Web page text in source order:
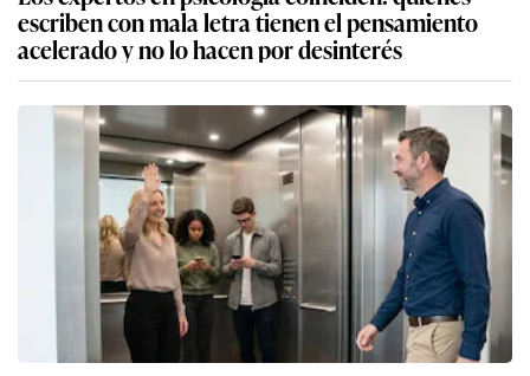
escriben con mala letra tienen el pensamiento
acelerado y no lo hacen por desinterés